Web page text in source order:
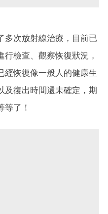
多次放射線治療，目前已
檢查、觀察恢復狀況，
經恢復像一般人的健康生
及復出時間還未確定，期
等了！